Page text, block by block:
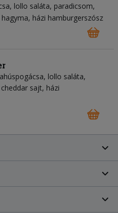
lollo saláta paradicsom
házi hamburgerszósz
lollo saláta,
sajt, házi